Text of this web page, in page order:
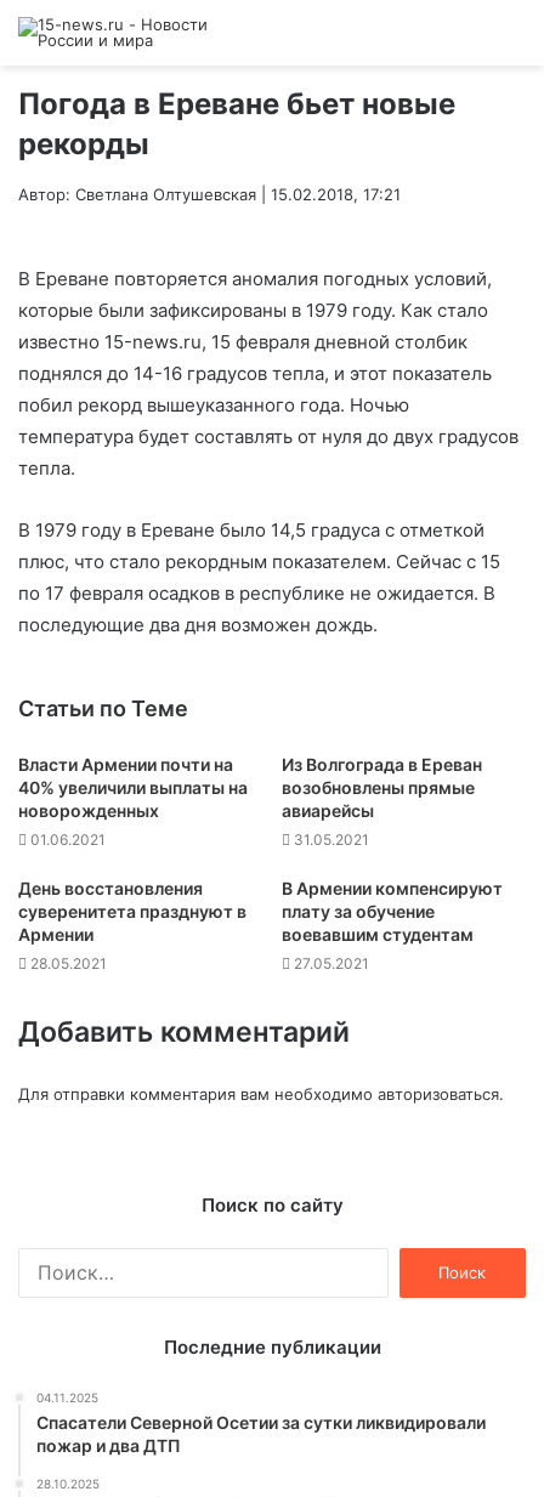
Погода в Ереване бьет новые
рекорды
Автор: Светлана Олтушевская | 15.02.2018, 17:21
В Ереване повторяется аномалия погодных условий,
которые были зафиксированы в 1979 году. Как стало
известно 15-news.ru, 15 февраля дневной столбик
поднялся до 14-16 градусов тепла, и этот показатель
побил рекорд вышеуказанного года. Ночью
температура будет составлять от нуля до двух градусов
тепла.
В 1979 году в Ереване было 14,5 градуса с отметкой
плюс, что стало рекордным показателем. Сейчас с 15
по 17 февраля осадков в республике не ожидается. В
последующие два дня возможен дождь.
Статьи по Теме
Власти Армении почти на
40% увеличили выплаты на
новорожденных
01.06.2021
Из Волгограда в Ереван
возобновлены прямые
авиарейсы
31.05.2021
День восстановления
суверенитета празднуют в
Армении
28.05.2021
В Армении компенсируют
плату за обучение
воевавшим студентам
27.05.2021
Добавить комментарий
Для отправки комментария вам необходимо авторизоваться.
Поиск по сайту
Последние публикации
04.11.2025
Спасатели Северной Осетии за сутки ликвидировали
пожар и два ДТП
28.10.2025